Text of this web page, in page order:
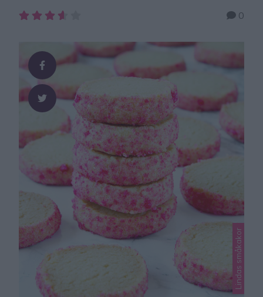
länge!!! MÖRDEGSINBAKAD CHOKLADKAKA 100 g
strösocker 200 g mjölkchokladkaka
Garneringpärlsocker GÖR SÅ HÄR 1. Sätt ugnen på
175 grader. Nyp ihop smöret …
0
Lindas småkakor